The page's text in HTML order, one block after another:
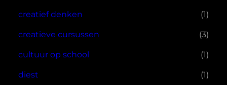
creatief denken (1)
creatieve cursussen (3)
cultuur op school (1)
diest (1)